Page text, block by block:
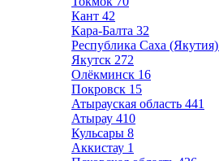
Кант 42
Кара-Балта 32
Республика Саха (Якутия)
Якутск 272
Олёкминск 16
Покровск 15
Атырауская область 441
Атырау 410
Кульсары 8
Аккистау 1